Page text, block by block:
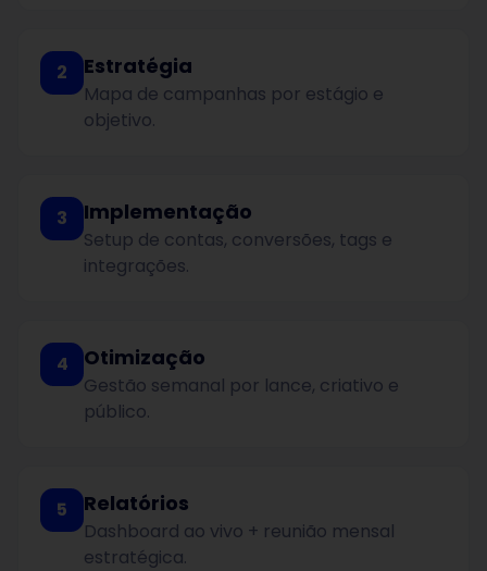
2 Estratégia
Mapa de campanhas por estágio e
objetivo.
3 Implementação
Setup de contas, conversões, tags e
integrações.
4 Otimização
Gestão semanal por lance, criativo e
público.
5 Relatórios
Dashboard ao vivo + reunião mensal
estratégica.